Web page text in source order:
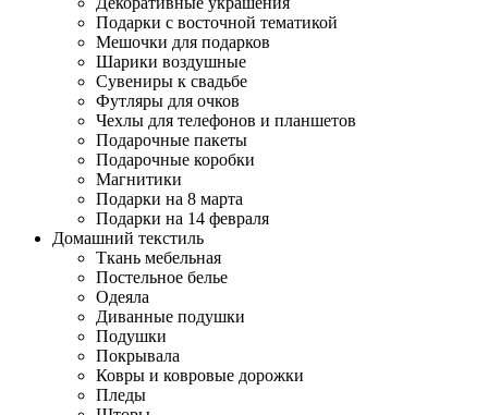
Подарки с восточной тематикой
Мешочки для подарков
Шарики воздушные
Сувениры к свадьбе
Футляры для очков
Чехлы для телефонов и планшетов
Подарочные пакеты
Подарочные коробки
Магнитики
Подарки на 8 марта
Подарки на 14 февраля
Домашний текстиль
Ткань мебельная
Постельное белье
Одеяла
Диванные подушки
Подушки
Покрывала
Ковры и ковровые дорожки
Пледы